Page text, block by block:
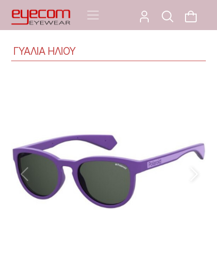
ΓΥΑΛΙΑ ΗΛΙΟΥ